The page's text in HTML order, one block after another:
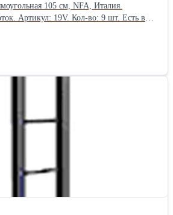
105 см, NFA, Италия.
Артикул: 19V. Кол-во: 9 шт. Есть в
Дуга